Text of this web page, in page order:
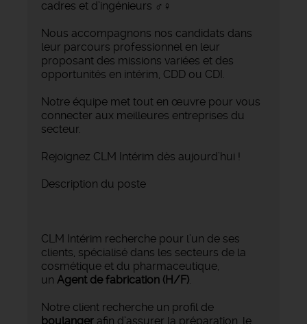
cadres et d’ingénieurs ‍♂️‍♀️
Nous accompagnons nos candidats dans
leur parcours professionnel en leur
proposant des missions variées et des
opportunités en intérim, CDD ou CDI.
Notre équipe met tout en œuvre pour vous
connecter aux meilleures entreprises du
secteur.
Rejoignez CLM Intérim dès aujourd’hui !
Description du poste
CLM Intérim recherche pour l’un de ses
clients, spécialisé dans les secteurs de la
cosmétique et du pharmaceutique,
un Agent de fabrication (H/F).
Notre client recherche un profil de
boulanger afin d’assurer la préparation, le